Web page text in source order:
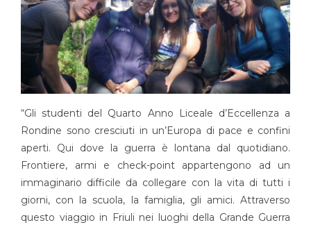
“Gli studenti del Quarto Anno Liceale d’Eccellenza a
Rondine sono cresciuti in un’Europa di pace e confini
aperti. Qui dove la guerra è lontana dal quotidiano.
Frontiere, armi e check-point appartengono ad un
immaginario difficile da collegare con la vita di tutti i
giorni, con la scuola, la famiglia, gli amici. Attraverso
questo viaggio in Friuli nei luoghi della Grande Guerra